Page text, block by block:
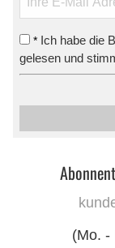
* Ich habe die
gelesen und
(Mo. -